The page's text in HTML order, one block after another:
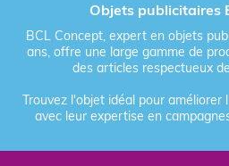
Objets publicitaires
BCL Concept, expert en objets
ans, offre une large gamme de
des articles respectueux
Trouvez l'objet idéal pour améliorer
avec leur expertise en